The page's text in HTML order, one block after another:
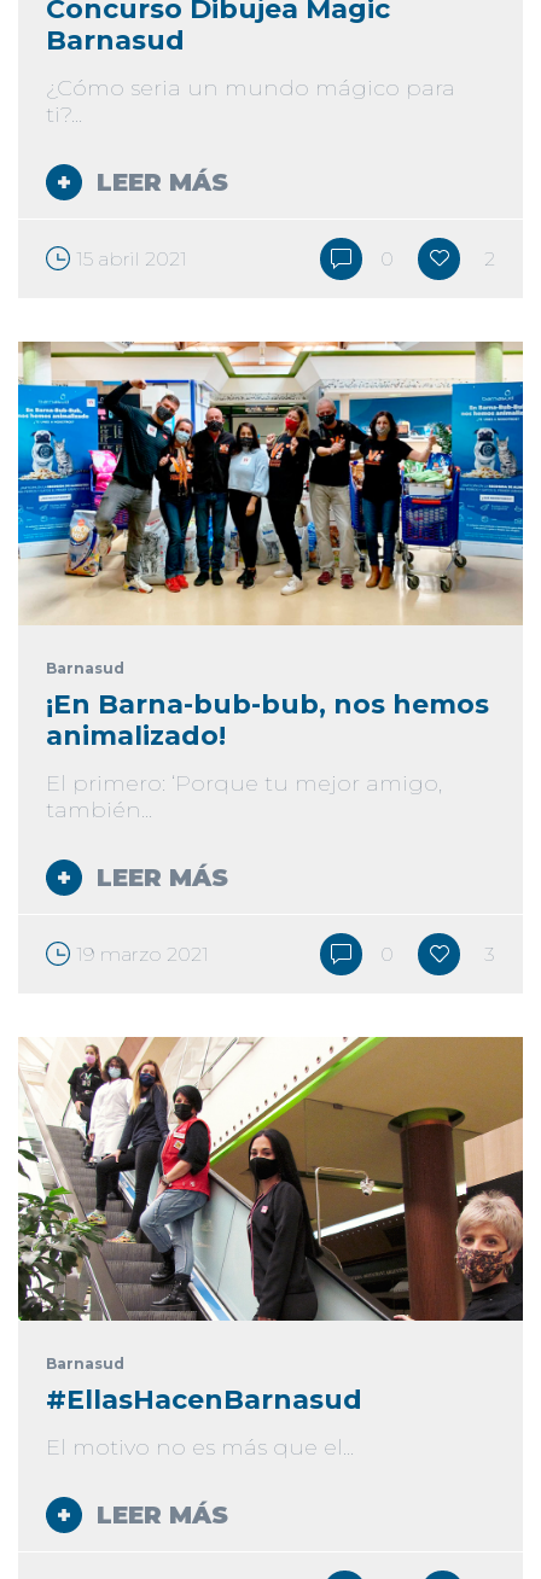
Concurso Dibujea Magic
Barnasud
¿Cómo seria un mundo mágico para
ti?...
LEER MÁS
15 abril 2021 0 2
Barnasud
¡En Barna-bub-bub, nos hemos
animalizado!
El primero: ‘Porque tu mejor amigo,
también...
LEER MÁS
19 marzo 2021 0 3
Barnasud
#EllasHacenBarnasud
El motivo no es más que el...
LEER MÁS